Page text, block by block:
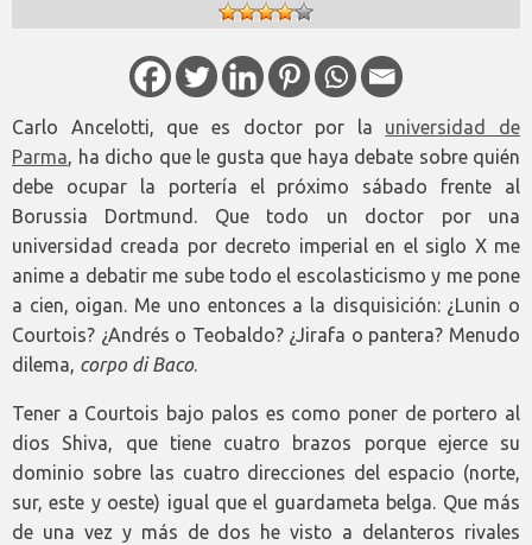
Carlo Ancelotti, que es doctor por la universidad de
Parma, ha dicho que le gusta que haya debate sobre quién
debe ocupar la portería el próximo sábado frente al
Borussia Dortmund. Que todo un doctor por una
universidad creada por decreto imperial en el siglo X me
anime a debatir me sube todo el escolasticismo y me pone
a cien, oigan. Me uno entonces a la disquisición: ¿Lunin o
Courtois? ¿Andrés o Teobaldo? ¿Jirafa o pantera? Menudo
dilema, corpo di Baco.
Tener a Courtois bajo palos es como poner de portero al
dios Shiva, que tiene cuatro brazos porque ejerce su
dominio sobre las cuatro direcciones del espacio (norte,
sur, este y oeste) igual que el guardameta belga. Que más
de una vez y más de dos he visto a delanteros rivales